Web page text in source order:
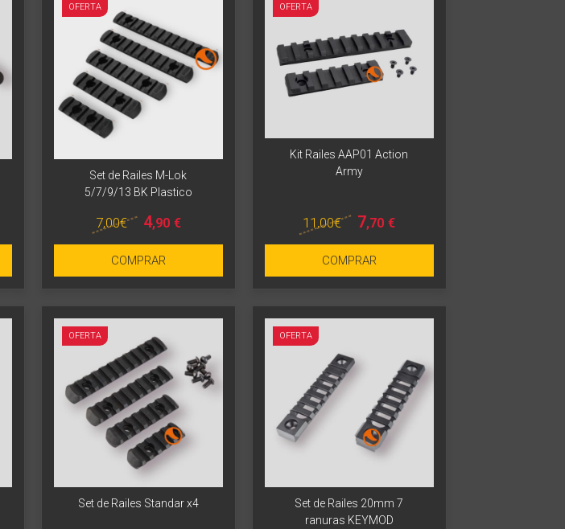
OFERTA
Set de Railes M-Lok
5/7/9/13 BK Plastico
7,00€ 4,90 €
COMPRAR
OFERTA
Kit Railes AAP01 Action
Army
11 ,00€ 7,70 €
COMPRAR
OFERTA
Set de Railes Standar x4
OFERTA
Set de Railes 20mm 7
ranuras KEYMOD